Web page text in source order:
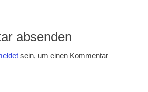
absenden
sein, um einen Kommentar